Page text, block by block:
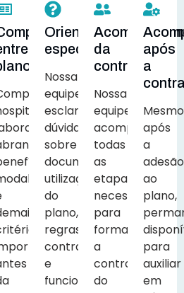
Orientação
especializada
Nossa
equipe
esclarece
dúvidas
sobre
documentação,
utilização
do
plano,
regras
contratuais
e
funcionamento
da
contratação
Nossa
equipe
acompanha
todas
as
etapas
necessárias
para
formalizar
a
contratação
do
após
a
Mesmo
após
a
adesão
ao
plano,
para
auxiliar
em